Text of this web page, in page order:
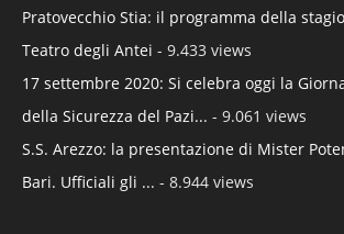
Pratovecchio Stia: il programma della
Teatro degli Antei - 9.433 views
17 settembre 2020: Si celebra oggi la
della Sicurezza del Pazi... - 9.061 views
S.S. Arezzo: la presentazione di Mister
Bari. Ufficiali gli ... - 8.944 views